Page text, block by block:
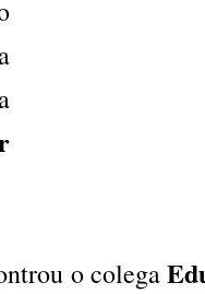
o colega